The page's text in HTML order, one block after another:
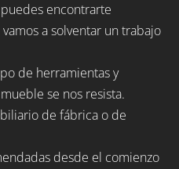
encontrarte
a solventar un trabajo
de herramientas y
se nos resista.
de fábrica o de
desde el comienzo